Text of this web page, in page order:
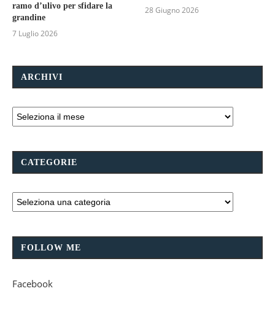
ramo d’ulivo per sfidare la
grandine
7 Luglio 2026
28 Giugno 2026
ARCHIVI
CATEGORIE
FOLLOW ME
Facebook